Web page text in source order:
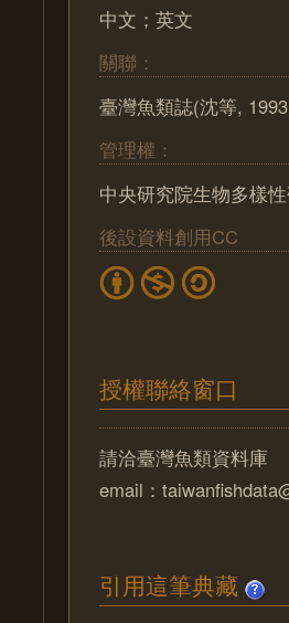
中文；英文
關聯：
臺灣魚類誌(沈等,
管理權：
中央研究院生物多樣
後設資料創用CC
授權聯絡窗口
請洽臺灣魚類資料庫
email：
引用這筆典藏